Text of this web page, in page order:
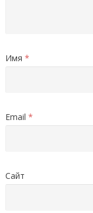
Имя *
Email *
Сайт